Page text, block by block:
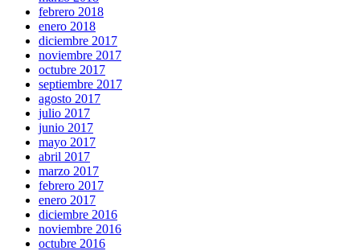
febrero 2018
enero 2018
diciembre 2017
noviembre 2017
octubre 2017
septiembre 2017
agosto 2017
julio 2017
junio 2017
mayo 2017
abril 2017
marzo 2017
febrero 2017
enero 2017
diciembre 2016
noviembre 2016
octubre 2016